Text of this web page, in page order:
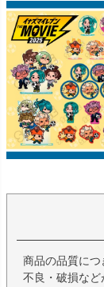
商品の品質に
不良・破損な